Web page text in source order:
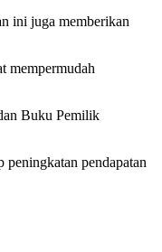
ini juga memberikan
mempermudah
Buku Pemilik
pendapatan